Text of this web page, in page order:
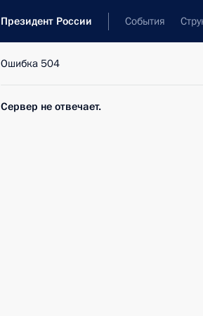
Президент России События
Ошибка 504
Сервер не отвечает.